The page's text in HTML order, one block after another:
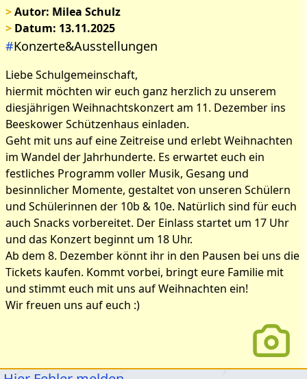
>Autor: Milea Schulz
> Datum: 13.11.2025
#Konzerte&Ausstellungen
Liebe Schulgemeinschaft,
hiermit möchten wir euch ganz herzlich zu unserem
diesjährigen Weihnachtskonzert am 11. Dezember ins
Beeskower Schützenhaus einladen.
Geht mit uns auf eine Zeitreise und erlebt Weihnachten
im Wandel der Jahrhunderte. Es erwartet euch ein
festliches Programm voller Musik, Gesang und
besinnlicher Momente, gestaltet von unseren Schülern
und Schülerinnen der 10b & 10e. Natürlich sind für euch
auch Snacks vorbereitet. Der Einlass startet um 17 Uhr
und das Konzert beginnt um 18 Uhr.
Ab dem 8. Dezember könnt ihr in den Pausen bei uns die
Tickets kaufen. Kommt vorbei, bringt eure Familie mit
und stimmt euch mit uns auf Weihnachten ein!
Wir freuen uns auf euch :)